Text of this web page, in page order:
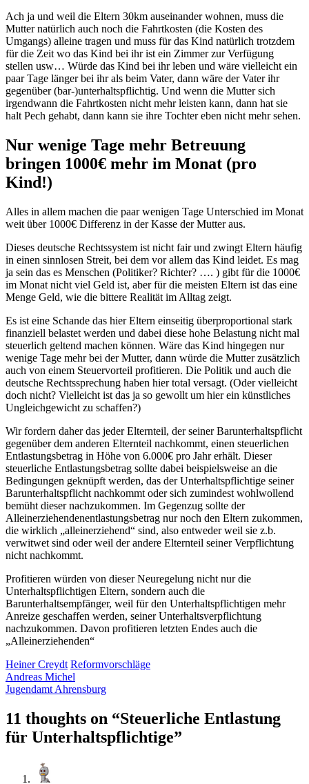
Ach ja und weil die Eltern 30km auseinander wohnen, muss die
Mutter natürlich auch noch die Fahrtkosten (die Kosten des
Umgangs) alleine tragen und muss für das Kind natürlich trotzdem
für die Zeit wo das Kind bei ihr ist ein Zimmer zur Verfügung
stellen usw… Würde das Kind bei ihr leben und wäre vielleicht ein
paar Tage länger bei ihr als beim Vater, dann wäre der Vater ihr
gegenüber (bar-)unterhaltspflichtig. Und wenn die Mutter sich
irgendwann die Fahrtkosten nicht mehr leisten kann, dann hat sie
halt Pech gehabt, dann kann sie ihre Tochter eben nicht mehr sehen.
Nur wenige Tage mehr Betreuung
bringen 1000€ mehr im Monat (pro
Kind!)
Alles in allem machen die paar wenigen Tage Unterschied im Monat
weit über 1000€ Differenz in der Kasse der Mutter aus.
Dieses deutsche Rechtssystem ist nicht fair und zwingt Eltern häufig
in einen sinnlosen Streit, bei dem vor allem das Kind leidet. Es mag
ja sein das es Menschen (Politiker? Richter? …. ) gibt für die 1000€
im Monat nicht viel Geld ist, aber für die meisten Eltern ist das eine
Menge Geld, wie die bittere Realität im Alltag zeigt.
Es ist eine Schande das hier Eltern einseitig überproportional stark
finanziell belastet werden und dabei diese hohe Belastung nicht mal
steuerlich geltend machen können. Wäre das Kind hingegen nur
wenige Tage mehr bei der Mutter, dann würde die Mutter zusätzlich
auch von einem Steuervorteil profitieren. Die Politik und auch die
deutsche Rechtssprechung haben hier total versagt. (Oder vielleicht
doch nicht? Vielleicht ist das ja so gewollt um hier ein künstliches
Ungleichgewicht zu schaffen?)
Wir fordern daher das jeder Elternteil, der seiner Barunterhaltspflicht
gegenüber dem anderen Elternteil nachkommt, einen steuerlichen
Entlastungsbetrag in Höhe von 6.000€ pro Jahr erhält. Dieser
steuerliche Entlastungsbetrag sollte dabei beispielsweise an die
Bedingungen geknüpft werden, das der Unterhaltspflichtige seiner
Barunterhaltspflicht nachkommt oder sich zumindest wohlwollend
bemüht dieser nachzukommen. Im Gegenzug sollte der
Alleinerziehendenentlastungsbetrag nur noch den Eltern zukommen,
die wirklich „alleinerziehend“ sind, also entweder weil sie z.b.
verwitwet sind oder weil der andere Elternteil seiner Verpflichtung
nicht nachkommt.
Profitieren würden von dieser Neuregelung nicht nur die
Unterhaltspflichtigen Eltern, sondern auch die
Barunterhaltsempfänger, weil für den Unterhaltspflichtigen mehr
Anreize geschaffen werden, seiner Unterhaltsverpflichtung
nachzukommen. Davon profitieren letzten Endes auch die
„Alleinerziehenden“
Heiner Creydt Reformvorschläge
Andreas Michel
Jugendamt Ahrensburg
11 thoughts on “Steuerliche Entlastung
für Unterhaltspflichtige”